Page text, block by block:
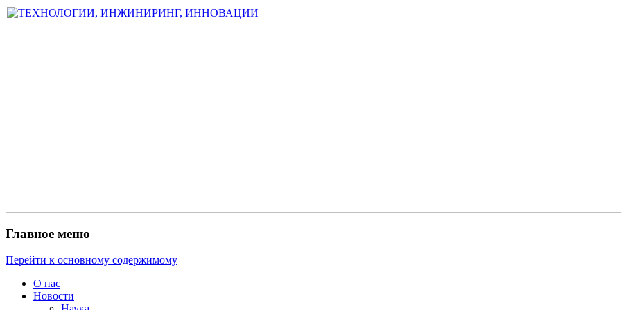
Главное меню
Перейти к основному содержимому
О нас
Новости